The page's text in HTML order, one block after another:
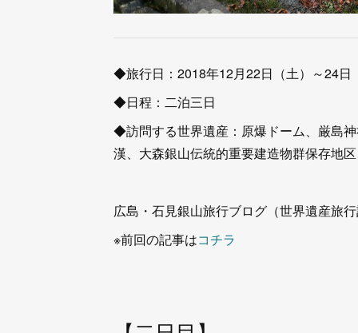
◆旅行日：2018年12月22日（土）～24日
◆日程：二泊三日
◆訪問する世界遺産：原爆ドーム、厳島
漢、大森銀山伝統的重要建造物群保存地
広島・石見銀山旅行ブログ（世界遺産旅
※前回の記事はコチラ